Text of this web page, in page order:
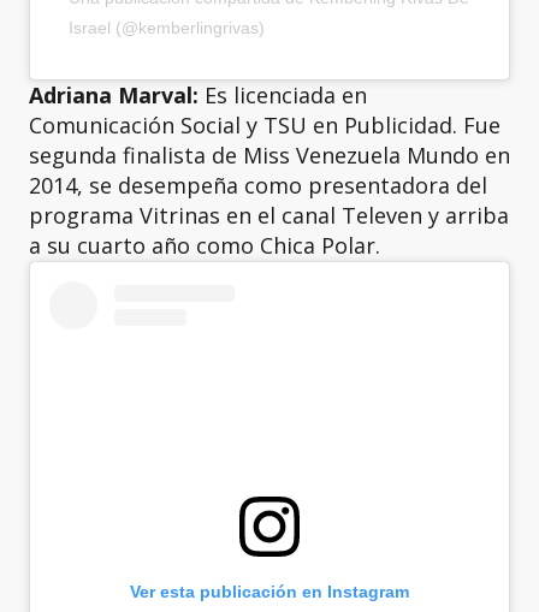
Israel (@kemberlingrivas)
Adriana Marval: Es licenciada en
Comunicación Social y TSU en Publicidad. Fue
segunda finalista de Miss Venezuela Mundo en
2014, se desempeña como presentadora del
programa Vitrinas en el canal Televen y arriba
a su cuarto año como Chica Polar.
Ver esta publicación en Instagram